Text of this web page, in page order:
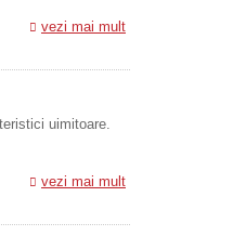
vezi mai mult
uimitoare.
vezi mai mult